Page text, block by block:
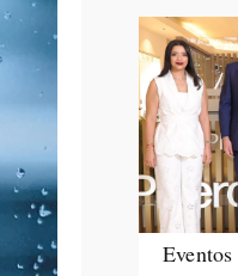
Eventos